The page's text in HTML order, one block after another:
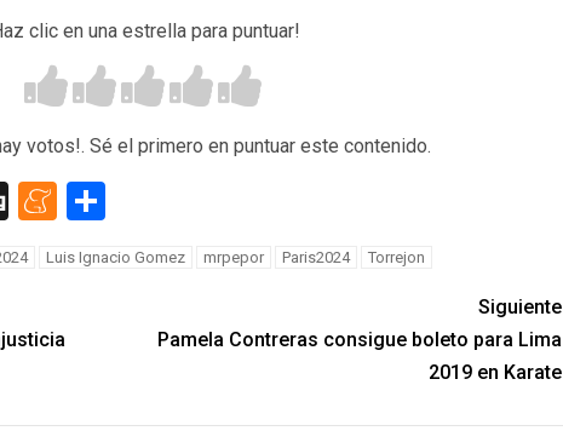
clic en una estrella para puntuar!
votos!. Sé el primero en puntuar este contenido.
DiggMeneame
Compartir
Luis Ignacio Gomez mrpepor Paris2024 Torrejon
Siguiente
Pamela Contreras consigue boleto para Lima
2019 en Karate